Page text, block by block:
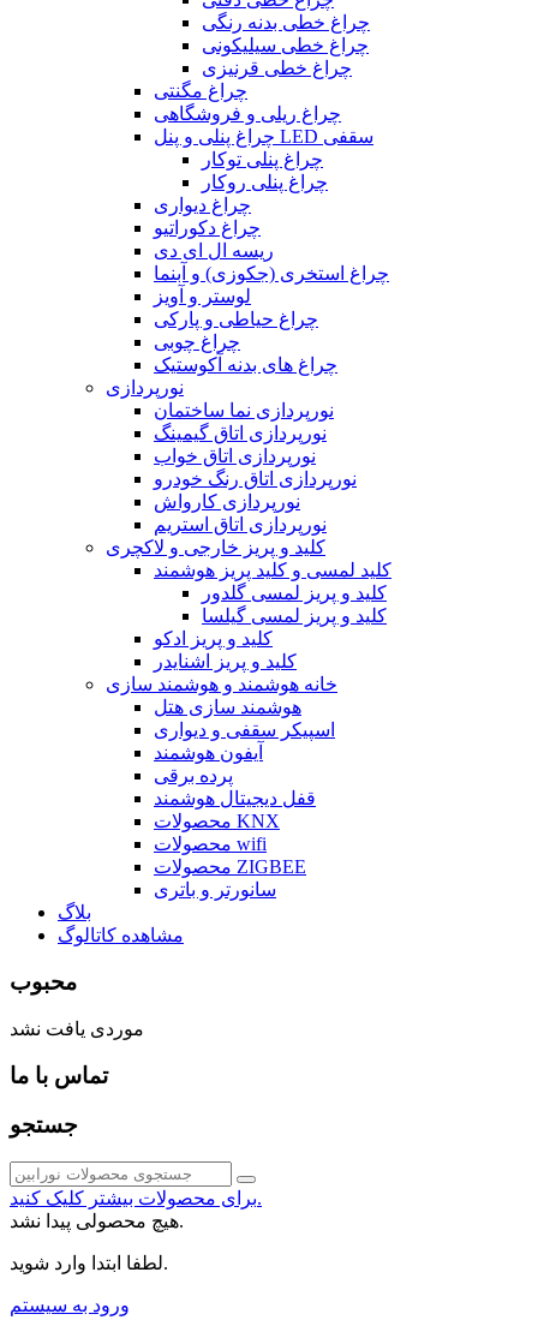
چراغ خطی بدنه رنگی
چراغ خطی سیلیکونی
چراغ خطی قرنیزی
چراغ مگنتی
چراغ ریلی و فروشگاهی
چراغ پنلی و پنل LED سقفی
چراغ پنلی توکار
چراغ پنلی روکار
چراغ دیواری
چراغ دکوراتیو
ریسه ال ای دی
چراغ استخری (جکوزی) و آبنما
لوستر و آویز
چراغ حیاطی و پارکی
چراغ چوبی
چراغ های بدنه آکوستیک
نورپردازی
نورپردازی نما ساختمان
نورپردازی اتاق گیمینگ
نورپردازی اتاق خواب
نورپردازی اتاق رنگ خودرو
نورپردازی کارواش
نورپردازی اتاق استریم
کلید و پریز خارجی و لاکچری
کلید لمسی و کلید پریز هوشمند
کلید و پریز لمسی گلدور
کلید و پریز لمسی گیلسا
کلید و پریز ادکو
کلید و پریز اشنایدر
خانه هوشمند و هوشمند سازی
هوشمند سازی هتل
اسپیکر سقفی و دیواری
آیفون هوشمند
پرده برقی
قفل دیجیتال هوشمند
محصولات KNX
محصولات wifi
محصولات ZIGBEE
سانورتر و باتری
بلاگ
مشاهده کاتالوگ
محبوب
موردی یافت نشد
تماس با ما
جستجو
برای محصولات بیشتر کلیک کنید.
هیچ محصولی پیدا نشد.
لطفا ابتدا وارد شوید.
ورود به سیستم